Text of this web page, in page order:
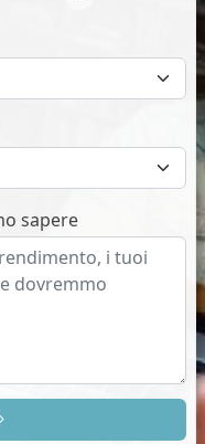
sapere